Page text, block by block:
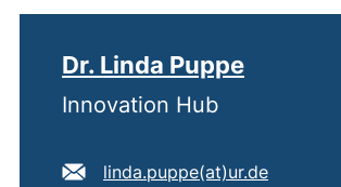
Dr. Linda Puppe
Innovation Hub
E-Mail Adresse:
linda.puppe​(at)​ur.de(öffnet